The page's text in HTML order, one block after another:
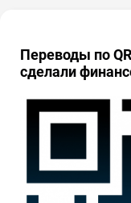
Переводы по
сделали